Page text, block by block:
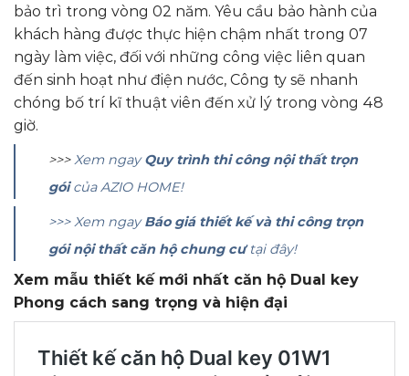
bảo trì trong vòng 02 năm. Yêu cầu bảo hành của
khách hàng được thực hiện chậm nhất trong 07
ngày làm việc, đối với những công việc liên quan
đến sinh hoạt như điện nước, Công ty sẽ nhanh
chóng bố trí kĩ thuật viên đến xử lý trong vòng 48
giờ.
>>>Xem ngayQuy trình thi công nội thất trọn
góicủa AZIO HOME!
>>> Xem ngayBáo giá thiết kế và thi công trọn
gói nội thất căn hộ chung cưtại đây!
Xem mẫu thiết kế mới nhất căn hộ Dual key
Phong cách sang trọng và hiện đại